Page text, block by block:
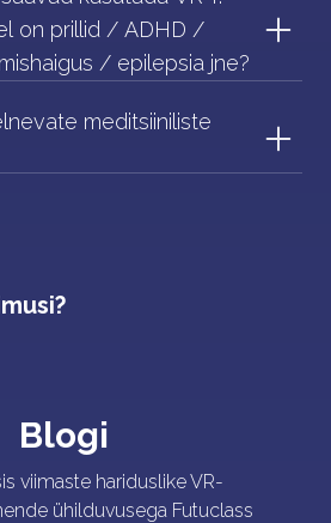
on prillid / ADHD /
/ epilepsia jne?
meditsiiniliste
Blogi
viimaste hariduslike VR-
ühilduvusega Futuclass